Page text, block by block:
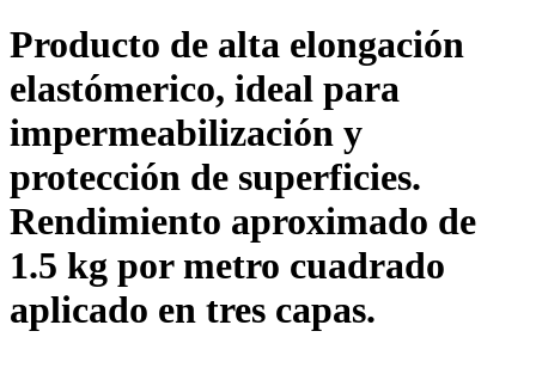
Producto de alta elongación
elastómerico, ideal para
impermeabilización y
protección de superficies.
Rendimiento aproximado de
1.5 kg por metro cuadrado
aplicado en tres capas.